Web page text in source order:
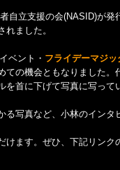
自立支援の会(NASID)が発
ました。
ベント・ フライデーマジッ
ての機会ともなりました
首に下げて写真に写って
る写真など、小林のインタ
けます。ぜひ、下記リンク